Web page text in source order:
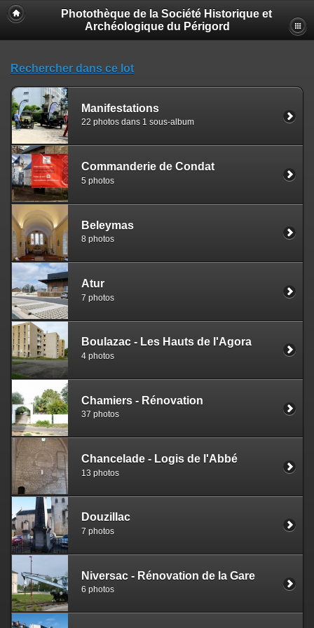
Photothèque de la Société Historique et
Archéologique du Périgord
Rechercher dans ce lot
Manifestations
22 photos dans 1 sous-album
Commanderie de Condat
5 photos
Beleymas
8 photos
Atur
7 photos
Boulazac - Les Hauts de l'Agora
4 photos
Chamiers - Rénovation
37 photos
Chancelade - Logis de l'Abbé
13 photos
Douzillac
7 photos
Niversac - Rénovation de la Gare
6 photos